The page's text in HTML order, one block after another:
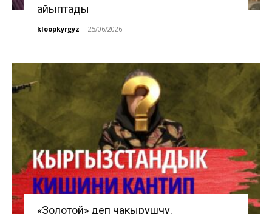
айыптады
kloopkyrgyz - 25/06/2026
«Золотой» деп чакырушчу.